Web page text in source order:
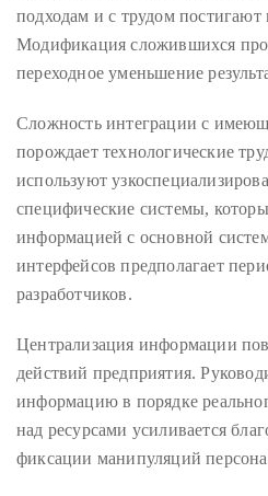
подходам и с трудом
Модификация сложившихся
переходное уменьшение
Сложность интеграции с
порождает технологические
используют
специфические системы,
информацией с основной
интерфейсов предполагает
разработчиков.
Централизация информации
действий предприятия.
информацию в порядке
над ресурсами усиливается
фиксации манипуляций